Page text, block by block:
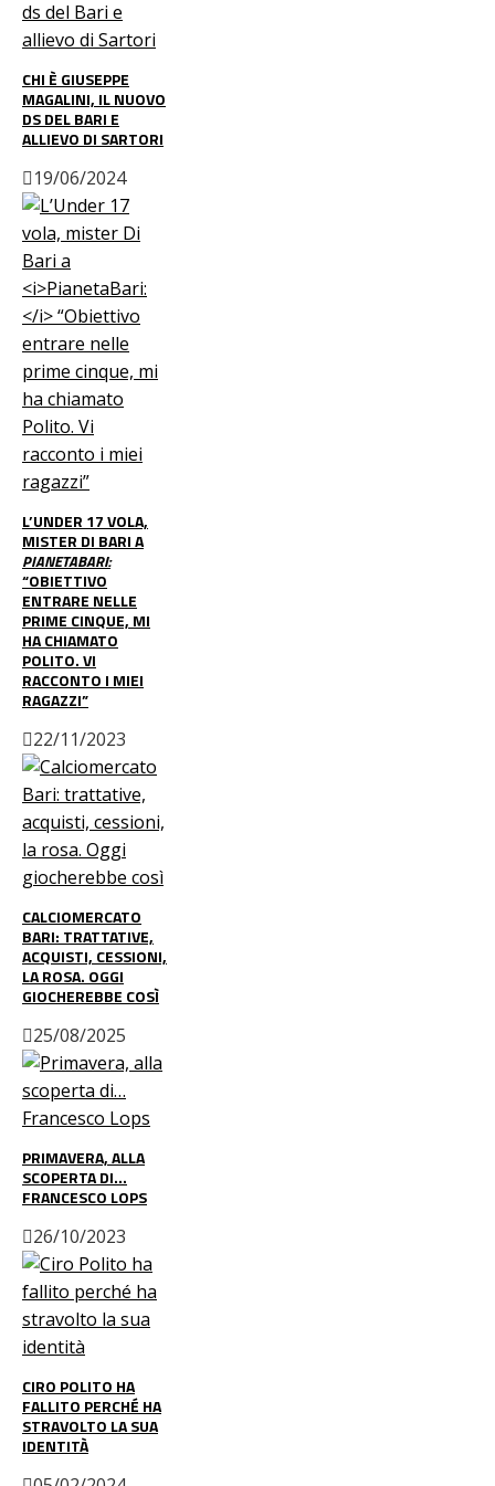
CHI È GIUSEPPE
MAGALINI, IL NUOVO
DS DEL BARI E
ALLIEVO DI SARTORI
19/06/2024
L’UNDER 17 VOLA,
MISTER DI BARI A
PIANETABARI:
“OBIETTIVO
ENTRARE NELLE
PRIME CINQUE, MI
HA CHIAMATO
POLITO. VI
RACCONTO I MIEI
RAGAZZI”
22/11/2023
CALCIOMERCATO
BARI: TRATTATIVE,
ACQUISTI, CESSIONI,
LA ROSA. OGGI
GIOCHEREBBE COSÌ
25/08/2025
PRIMAVERA, ALLA
SCOPERTA DI…
FRANCESCO LOPS
26/10/2023
CIRO POLITO HA
FALLITO PERCHÉ HA
STRAVOLTO LA SUA
IDENTITÀ